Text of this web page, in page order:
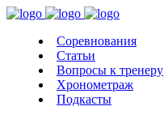
Соревнования
Статьи
Вопросы к тренеру
Хронометраж
Подкасты